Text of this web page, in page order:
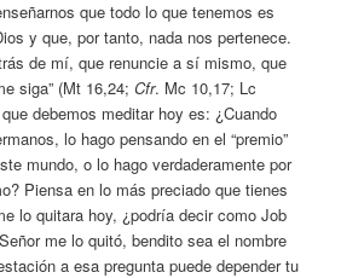
que todo lo que tenemos es
y que, por tanto, nada nos pertenece.
de mí, que renuncie a sí mismo, que
siga” (Mt 16,24;Cfr. Mc 10,17; Lc
debemos meditar hoy es: ¿Cuando
lo hago pensando en el “premio”
mundo, o lo hago verdaderamente por
Piensa en lo más preciado que tienes
lo quitara hoy, ¿podría decir como Job
me lo quitó, bendito sea el nombre
a esa pregunta puede depender tu